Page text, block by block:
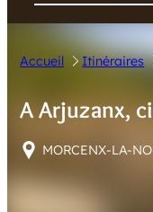
R
H
R
Accueil Itinéraires
A Arjuzanx,
MORCENX-LA-